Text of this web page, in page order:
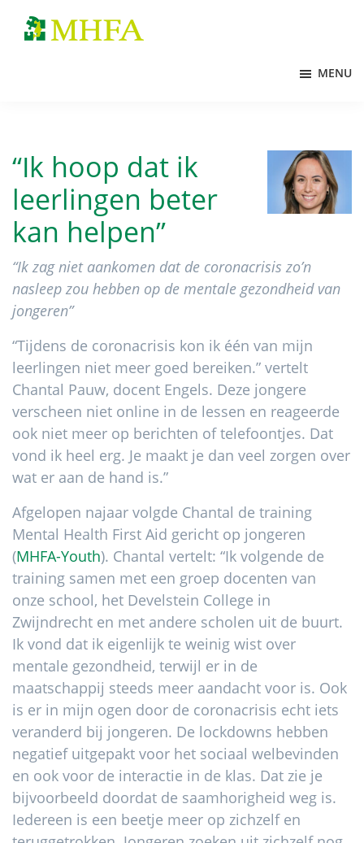
naar
naar
MENU
“Ik hoop dat ik
leerlingen beter
kan helpen”
“Ik zag niet aankomen dat de coronacrisis zo’n
nasleep zou hebben op de mentale gezondheid van
jongeren”
“Tijdens de coronacrisis kon ik één van mijn
leerlingen niet meer goed bereiken.” vertelt
Chantal Pauw, docent Engels. Deze jongere
verscheen niet online in de lessen en reageerde
ook niet meer op berichten of telefoontjes. Dat
vond ik heel erg. Je maakt je dan veel zorgen over
wat er aan de hand is.”
Afgelopen najaar volgde Chantal de training
Mental Health First Aid gericht op jongeren
(MHFA-Youth). Chantal vertelt: “Ik volgende de
training samen met een groep docenten van
onze school, het Develstein College in
Zwijndrecht en met andere scholen uit de buurt.
Ik vond dat ik eigenlijk te weinig wist over
mentale gezondheid, terwijl er in de
maatschappij steeds meer aandacht voor is. Ook
is er in mijn ogen door de coronacrisis echt iets
veranderd bij jongeren. De lockdowns hebben
negatief uitgepakt voor het sociaal welbevinden
en ook voor de interactie in de klas. Dat zie je
bijvoorbeeld doordat de saamhorigheid weg is.
Iedereen is een beetje meer op zichzelf en